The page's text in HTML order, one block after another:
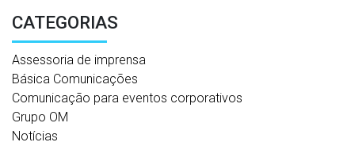
CATEGORIAS
Assessoria de imprensa
Básica Comunicações
Comunicação para eventos corporativos
Grupo OM
Notícias